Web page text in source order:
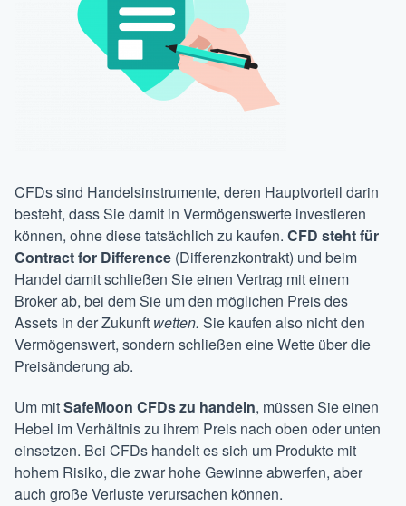
CFDs sind Handelsinstrumente, deren Hauptvorteil darin
besteht, dass Sie damit in Vermögenswerte investieren
können, ohne diese tatsächlich zu kaufen. CFD steht für
Contract for Difference (Differenzkontrakt) und beim
Handel damit schließen Sie einen Vertrag mit einem
Broker ab, bei dem Sie um den möglichen Preis des
Assets in der Zukunft wetten. Sie kaufen also nicht den
Vermögenswert, sondern schließen eine Wette über die
Preisänderung ab.
Um mitSafeMoon CFDs zu handeln, müssen Sie einen
Hebel im Verhältnis zu ihrem Preis nach oben oder unten
einsetzen. Bei CFDs handelt es sich um Produkte mit
hohem Risiko, die zwar hohe Gewinne abwerfen, aber
auch große Verluste verursachen können.